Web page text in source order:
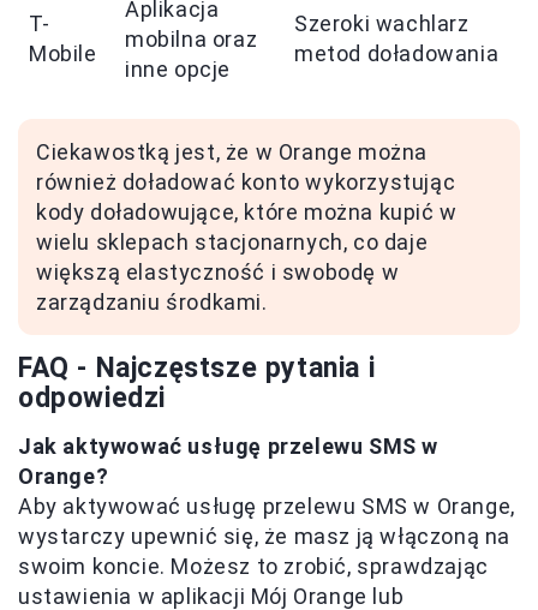
T-
Mobile
Aplikacja
mobilna oraz
inne opcje
Szeroki wachlarz
metod doładowania
Ciekawostką jest, że w Orange można
również doładować konto wykorzystując
kody doładowujące, które można kupić w
wielu sklepach stacjonarnych, co daje
większą elastyczność i swobodę w
zarządzaniu środkami.
FAQ - Najczęstsze pytania i
odpowiedzi
Jak aktywować usługę przelewu SMS w
Orange?
Aby aktywować usługę przelewu SMS w Orange,
wystarczy upewnić się, że masz ją włączoną na
swoim koncie. Możesz to zrobić, sprawdzając
ustawienia w aplikacji Mój Orange lub